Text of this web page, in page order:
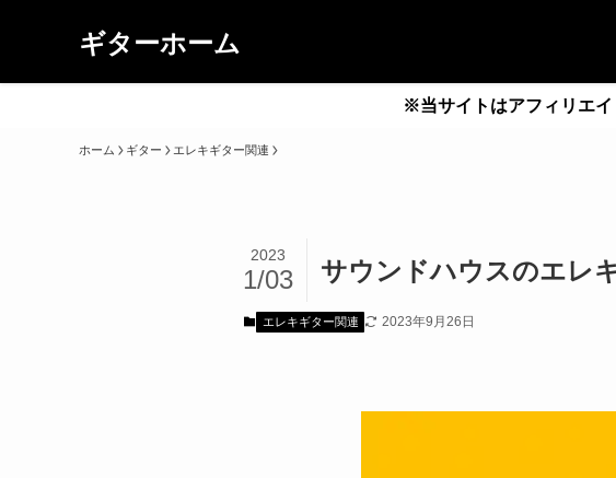
ギターホーム
※当サイトはアフィリエイ
ホーム ギター エレキギター関連
サウンドハウスのエレ
2023
1/03
エレキギター関連 2023年9月26日